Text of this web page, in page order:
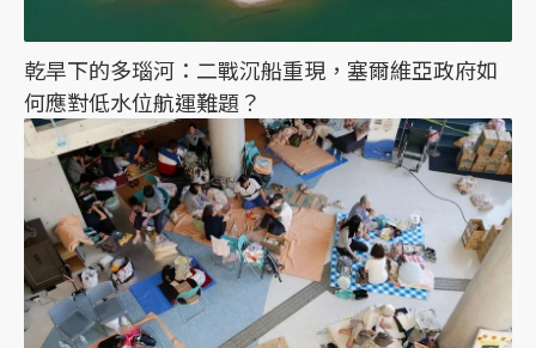
乾旱下的多瑙河：二戰沉船重現，塞爾維亞政府如
何應對低水位航運難題？